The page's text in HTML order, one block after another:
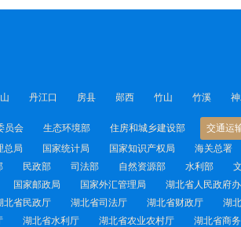
丹江口 房县 郧西 竹山 竹溪
员会 生态环境部 住房和城乡建设部 交通运
总局 国家统计局 国家知识产权局 海关总署
民政部 司法部 自然资源部 水利部
国家邮政局 国家外汇管理局 湖北省人民政府
北省民政厅 湖北省司法厅 湖北省财政厅 湖
湖北省水利厅 湖北省农业农村厅 湖北省商